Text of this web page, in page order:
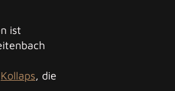
ist
Kollaps, die